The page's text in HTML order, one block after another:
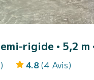
rigide • 5,2 m
4.8 (4 Avis)